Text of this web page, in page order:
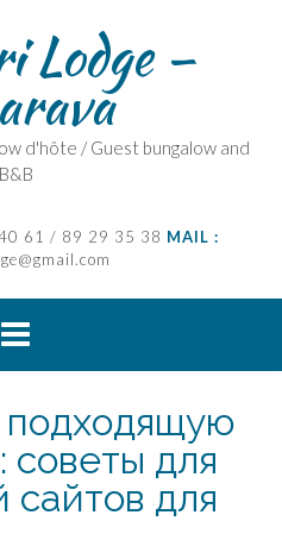
Lodge –
d'hôte / Guest bungalow and
B&B
61 / 89 29 35 38 MAIL :
подходящую
советы для
сайтов для